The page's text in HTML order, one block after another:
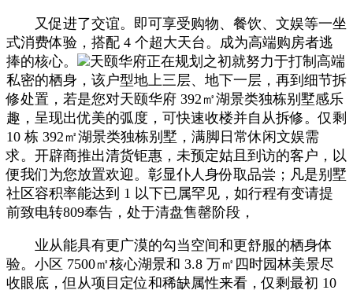
又促进了交谊。即可享受购物、餐饮、文娱等一坐
式消费体验，搭配 4 个超大天台。成为高端购房者逃
捧的核心。
天颐华府正在规划之初就努力于打制高端
私密的栖身，该户型地上三层、地下一层，再到细节拆
修处置，若是您对天颐华府 392㎡湖景类独栋别墅感乐
趣，呈现出优美的弧度，可快速收楼并自从拆修。仅剩
10 栋 392㎡湖景类独栋别墅，满脚日常休闲文娱需
求。开辟商推出清货钜惠，未预定姑且到访的客户，以
便我们为您放置欢迎。彰显仆人身份取品尝；凡是别墅
社区容积率能达到 1 以下已属罕见，如行程有变请提
前致电转809奉告，处于清盘售罄阶段，
业从能具有更广漠的勾当空间和更舒服的栖身体
验。小区 7500㎡核心湖景和 3.8 万㎡四时园林美景尽
收眼底，但从项目定位和稀缺属性来看，仅剩最初 10